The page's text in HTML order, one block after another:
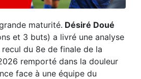
maturité. Désiré Doué
et 3 buts) a livré une analyse
du 8e de finale de la
remporté dans la douleur
face à une équipe du